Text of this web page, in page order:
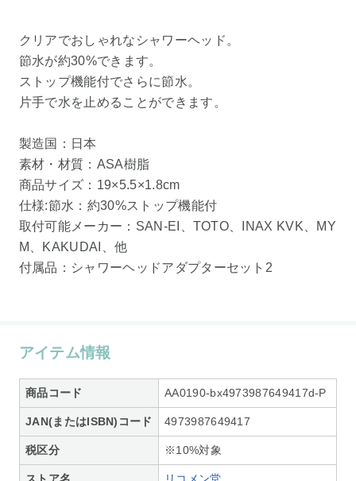
クリアでおしゃれなシャワーヘッド。
節水が約30%できます。
ストップ機能付でさらに節水。
片手で水を止めることができます。
製造国：日本
素材・材質：ASA樹脂
商品サイズ：19×5.5×1.8cm
仕様:節水：約30%ストップ機能付
取付可能メーカー：SAN-EI、TOTO、INAX KVK、MY
M、KAKUDAI、他
付属品：シャワーヘッドアダプターセット2
アイテム情報
商品コード AA0190-bx4973987649417d-P
JAN(またはISBN)コード 4973987649417
税区分 ※10%対象